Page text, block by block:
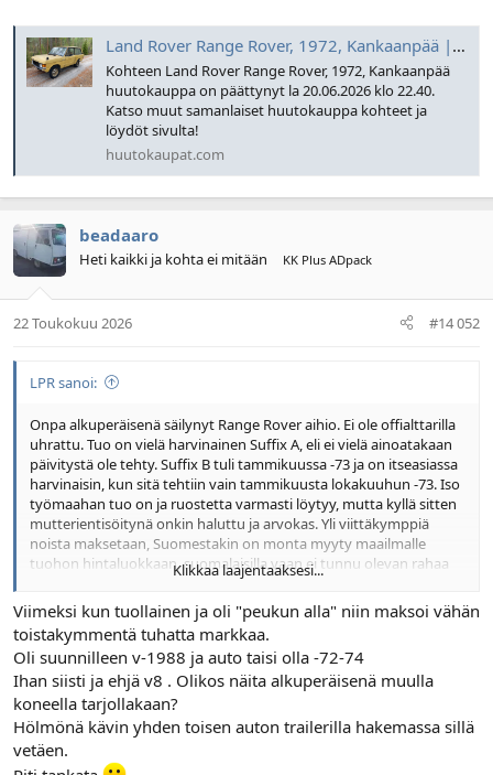
Land Rover Range Rover, 1972, Kankaanpää | Huutokaupat.com
Kohteen Land Rover Range Rover, 1972, Kankaanpää
huutokauppa on päättynyt la 20.06.2026 klo 22.40.
Katso muut samanlaiset huutokauppa kohteet ja
löydöt sivulta!
huutokaupat.com
beadaaro
Heti kaikki ja kohta ei mitään KK Plus ADpack
22 Toukokuu 2026 #14 052
LPR sanoi:
Onpa alkuperäisenä säilynyt Range Rover aihio. Ei ole offialttarilla
uhrattu. Tuo on vielä harvinainen Suffix A, eli ei vielä ainoatakaan
päivitystä ole tehty. Suffix B tuli tammikuussa -73 ja on itseasiassa
harvinaisin, kun sitä tehtiin vain tammikuusta lokakuuhun -73. Iso
työmaahan tuo on ja ruostetta varmasti löytyy, mutta kyllä sitten
mutterientisöitynä onkin haluttu ja arvokas. Yli viittäkymppiä
noista maksetaan, Suomestakin on monta myyty maailmalle
tuohon hintaluokkaan, suomalaisilla vaan ei tunnu olevan rahaa
ostaa. Toivottavasti edes joku säilyisi Suomessakin.
Land Rover Range Rover, 1972, Kankaanpää | Huutokaupat.com
Kohteen Land Rover Range Rover, 1972,
Kankaanpää huutokauppa on päättynyt la
20.06.2026 klo 22.40. Katso muut samanlaiset
huutokaupat.com
Klikkaa laajentaaksesi...
Viimeksi kun tuollainen ja oli "peukun alla" niin maksoi vähän
toistakymmentä tuhatta markkaa.
Oli suunnilleen v-1988 ja auto taisi olla -72-74
Ihan siisti ja ehjä v8 . Olikos näita alkuperäisenä muulla
koneella tarjollakaan?
Hölmönä kävin yhden toisen auton trailerilla hakemassa sillä
vetäen.